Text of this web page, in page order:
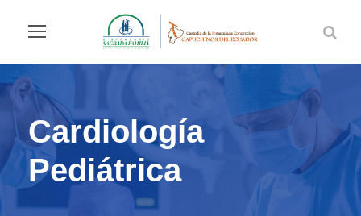
Cardiología
Pediátrica